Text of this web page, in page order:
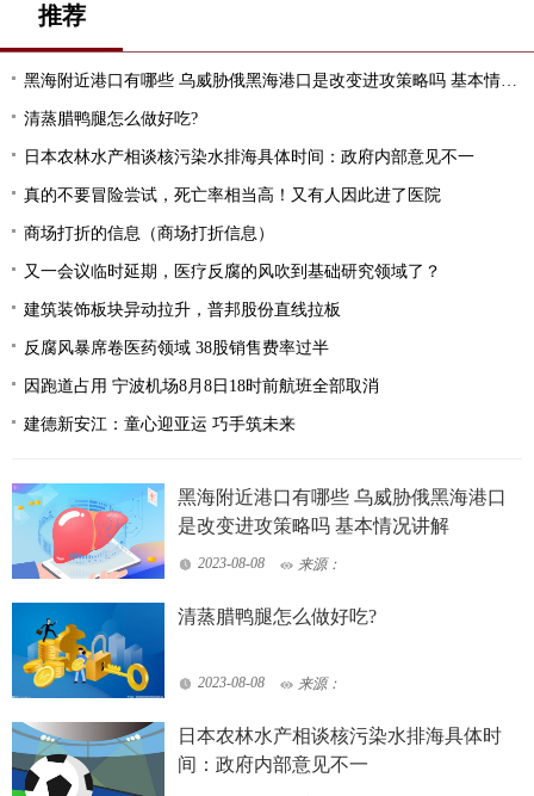
推荐
黑海附近港口有哪些 乌威胁俄黑海港口是改变进攻策略吗 基本情况讲解
清蒸腊鸭腿怎么做好吃?
日本农林水产相谈核污染水排海具体时间：政府内部意见不一
真的不要冒险尝试，死亡率相当高！又有人因此进了医院
商场打折的信息（商场打折信息）
又一会议临时延期，医疗反腐的风吹到基础研究领域了？
建筑装饰板块异动拉升，普邦股份直线拉板
反腐风暴席卷医药领域 38股销售费率过半
因跑道占用 宁波机场8月8日18时前航班全部取消
建德新安江：童心迎亚运 巧手筑未来
黑海附近港口有哪些 乌威胁俄黑海港口
是改变进攻策略吗 基本情况讲解
2023-08-08 来源：
清蒸腊鸭腿怎么做好吃?
2023-08-08 来源：
日本农林水产相谈核污染水排海具体时
间：政府内部意见不一